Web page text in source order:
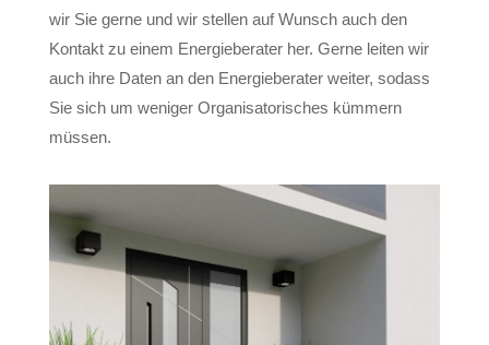
wir Sie gerne und wir stellen auf Wunsch auch den
Kontakt zu einem Energieberater her. Gerne leiten wir
auch ihre Daten an den Energieberater weiter, sodass
Sie sich um weniger Organisatorisches kümmern
müssen.